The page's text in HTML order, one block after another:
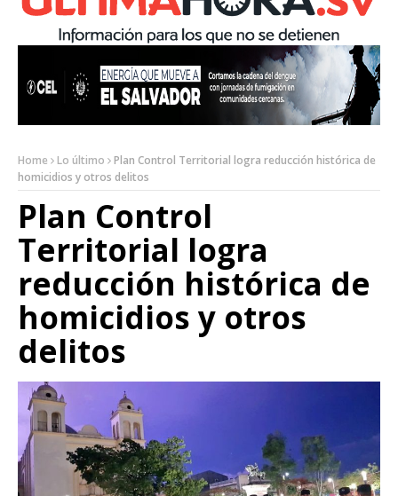
Home Lo último
Plan Control Territorial logra reducción histórica de
homicidios y otros delitos
Plan Control
Territorial logra
reducción histórica de
homicidios y otros
delitos